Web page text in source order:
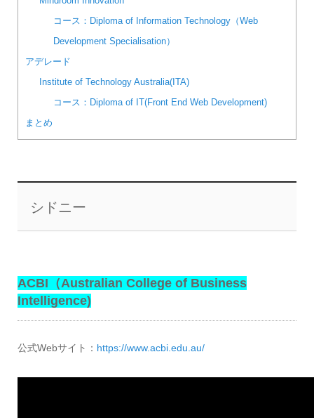
コース：Diploma of Information Technology（Web
Development Specialisation）
アデレード
Institute of Technology Australia(ITA)
コース：Diploma of IT(Front End Web Development)
まとめ
シドニー
ACBI（Australian College of Business
Intelligence)
公式Webサイト： https://www.acbi.edu.au/